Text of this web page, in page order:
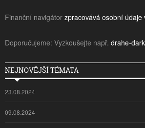
Finanční navigátor zpracovává osobní údaje
Doporučujeme: Vyzkoušejte např. drahe-
NEJNOVĚJŠÍ TÉMATA
23.08.2024
09.08.2024